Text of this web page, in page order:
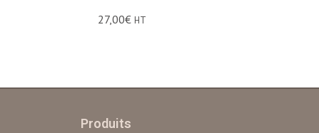
27,00€ HT
Produits